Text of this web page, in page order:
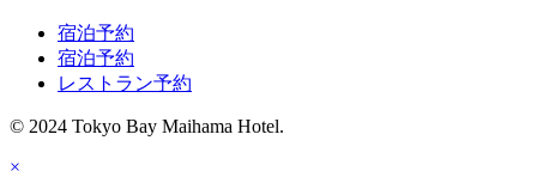
宿泊予約
宿泊予約
レストラン予約
© 2024 Tokyo Bay Maihama Hotel.
×